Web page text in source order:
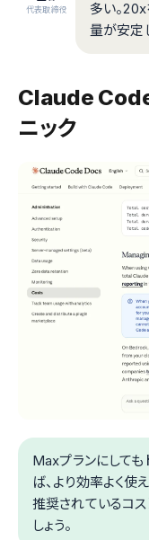
代表取締役
多い。
量が安定
Claude
ニック
Maxプランにして
ば、より効率よく使
推奨されているコ
しょう。